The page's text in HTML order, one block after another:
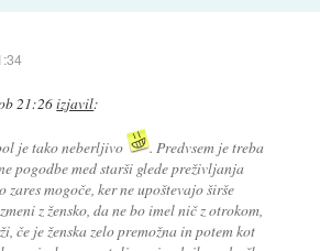
21:26izjavil:
je tako neberljivo
. Predvsem je treba
pogodbe med starši glede preživljanja
mogoče, ker ne upoštevajo širše
z žensko, da ne bo imel nič z otrokom,
če je ženska zelo premožna in potem kot